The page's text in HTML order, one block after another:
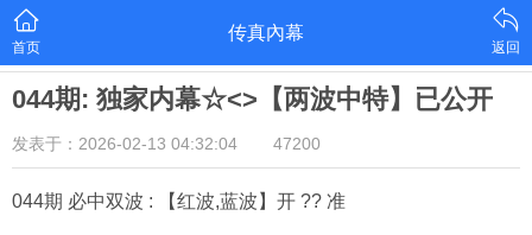
首页
传真內幕
返回
044期: 独家内幕☆<>【两波中特】已公开
发表于：2026-02-13 04:32:04 47200
044期 必中双波 : 【红波,蓝波】开 ?? 准